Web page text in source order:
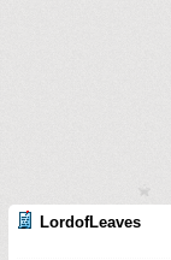
LordofLeaves